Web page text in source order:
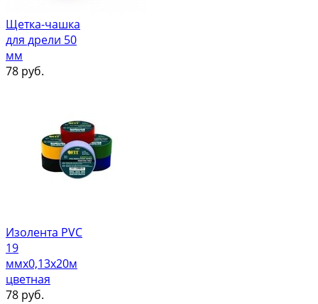
Щетка-чашка
для дрели 50
мм
78 руб.
Изолента PVC
19
ммх0,13х20м
цветная
78 руб.